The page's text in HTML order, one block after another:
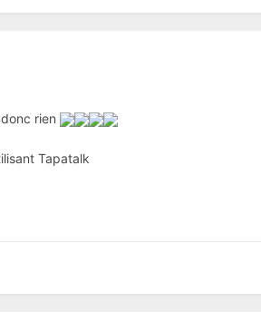
rien
Tapatalk